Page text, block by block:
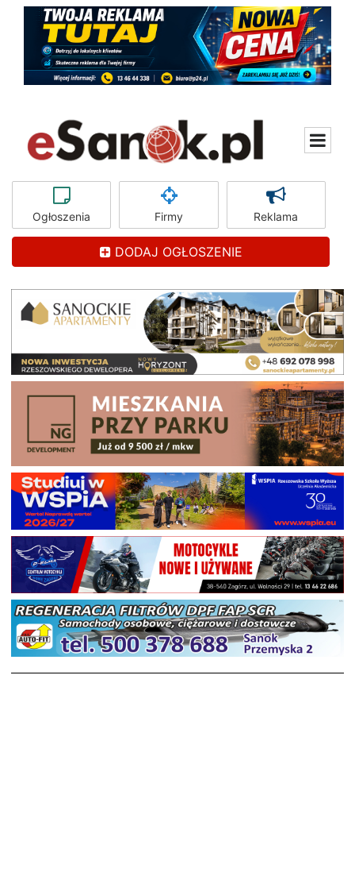
Ogłoszenia Firmy Reklama
DODAJ OGŁOSZENIE